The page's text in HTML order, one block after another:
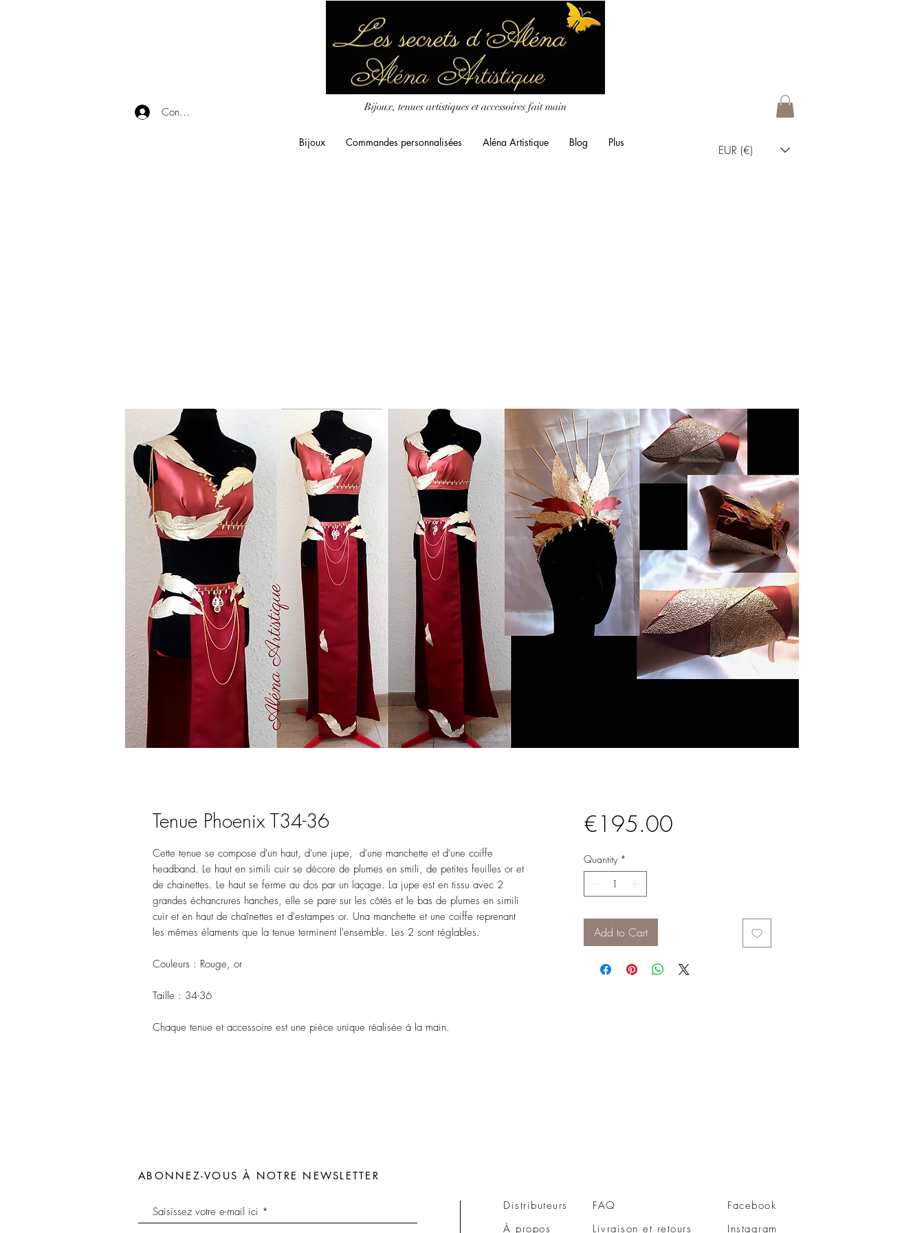
Connexion Bijoux, tenues artistiques et accessoires fait main
Bijoux Commandes personnalisées Aléna Artistique Blog Plus EUR (€)
Tenue Phoenix T34-36
Cette tenue se compose d'un haut, d'une jupe, d'une manchette et d'une coiffe
headband. Le haut en simili cuir se décore de plumes en smili, de petites feuilles or et
de chainettes. Le haut se ferme au dos par un laçage. La jupe est en tissu avec 2
grandes échancrures hanches, elle se pare sur les côtés et le bas de plumes en simili
cuir et en haut de chaînettes et d'estampes or. Una manchette et une coiffe reprenant
les mêmes élaments que la tenue terminent l'ensemble. Les 2 sont réglables.
Couleurs : Rouge, or
Taille : 34-36
Chaque tenue et accessoire est une pièce unique réalisée à la main.
€195.00Price
Quantity *
Add to Cart
ABONNEZ-VOUS À NOTRE NEWSLETTER
Distributeurs
À propos
FAQ
Livraison et retours
Facebook
Instagram